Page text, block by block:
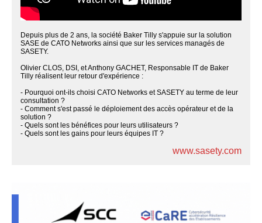
Depuis plus de 2 ans, la société Baker Tilly s'appuie sur la solution
SASE de CATO Networks ainsi que sur les services managés de
SASETY.
Olivier CLOS, DSI, et Anthony GACHET, Responsable IT de Baker
Tilly réalisent leur retour d'expérience :
- Pourquoi ont-ils choisi CATO Networks et SASETY au terme de leur
consultation ?
- Comment s'est passé le déploiement des accès opérateur et de la
solution ?
- Quels sont les bénéfices pour leurs utilisateurs ?
- Quels sont les gains pour leurs équipes IT ?
www.sasety.com